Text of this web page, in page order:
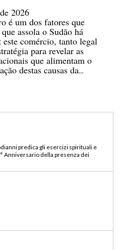
2026
é um dos fatores que
assola o Sudão há
comércio, tanto legal
para revelar as
que alimentam o
destas causas da
partecipano dal 26 agosto al 3
ASCAF sulla riorganizzazione